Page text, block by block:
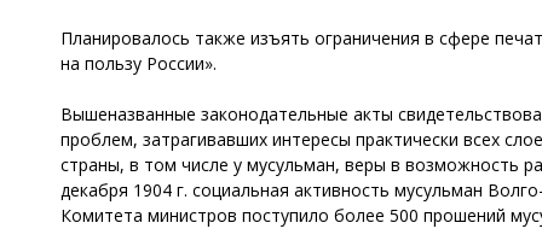
Планировалось также изъять ограничения в сфере
на пользу России».
Вышеназванные законодательные акты
проблем, затрагивавших интересы практически всех
страны, в том числе у мусульман, веры в возможность
декабря 1904 г. социальная активность мусульман
Комитета министров поступило более 500 прошений